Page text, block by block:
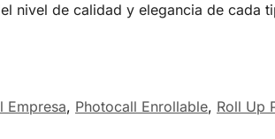
nivel de calidad y elegancia de cada
Empresa, Photocall Enrollable, Roll Up